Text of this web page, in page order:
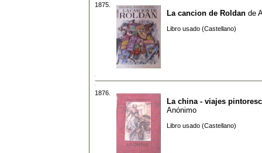
1875.
La cancion de Roldan de
Libro usado (Castellano)
1876.
La china - viajes
Anónimo
Libro usado (Castellano)